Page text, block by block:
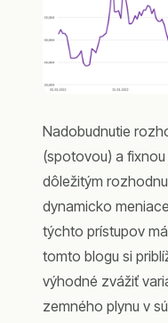
Nadobudnutie
(spotovou) a
dôležitým
dynamicko
týchto prístupov
tomto blogu si
výhodné zvážiť
zemného plynu v